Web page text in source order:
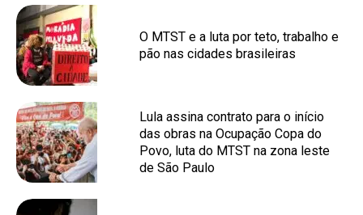
O MTST e a luta por teto, trabalho e
pão nas cidades brasileiras
Lula assina contrato para o início
das obras na Ocupação Copa do
Povo, luta do MTST na zona leste
de São Paulo